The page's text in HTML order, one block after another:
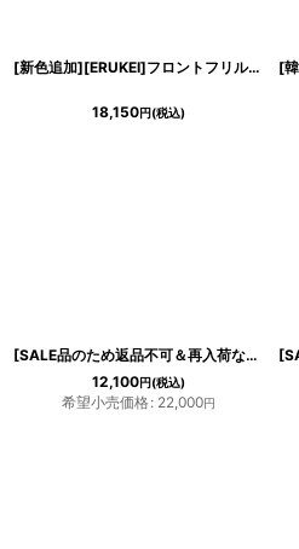
[新色追加][ERUKEI]フロントフリル・ペプラム・ノースリーブ・タイト・ミニドレス・ワンピース[山崎みどり・MIRIN着用][送料無料]mypkju
18,150円(税込)
[SALE品のため返品不可＆再入荷なしの現品限り][韓国製][rinfarre]半袖・開襟・ツイード・ライトブルー・タイト・ミディアムドレス・ワンピース[MIRIN着用]
12,100円(税込)
希望小売価格: 22,000円